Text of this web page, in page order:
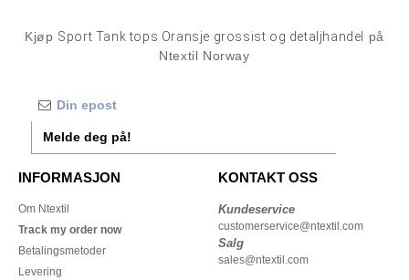
Kjøp Sport Tank tops Oransje grossist og detaljhandel
på
Ntextil Norway
Melde deg på!
INFORMASJON
Om Ntextil
Track my order now
Betalingsmetoder
Levering
KONTAKT OSS
Kundeservice
customerservice@ntextil.com
Salg
sales@ntextil.com